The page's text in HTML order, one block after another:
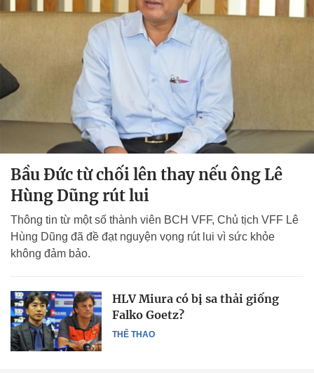
Bầu Đức từ chối lên thay nếu ông Lê
Hùng Dũng rút lui
Thông tin từ một số thành viên BCH VFF, Chủ tịch VFF Lê
Hùng Dũng đã đề đạt nguyện vọng rút lui vì sức khỏe
không đảm bảo.
THỂ THAO
HLV Miura có bị sa thải giống
Falko Goetz?